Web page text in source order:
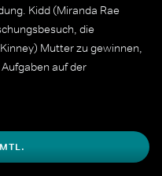
Kidd (Miranda Rae
die
Mutter zu gewinnen,
auf der